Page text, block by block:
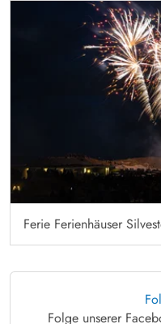
Ferie Ferienhäuser
Folge unserer